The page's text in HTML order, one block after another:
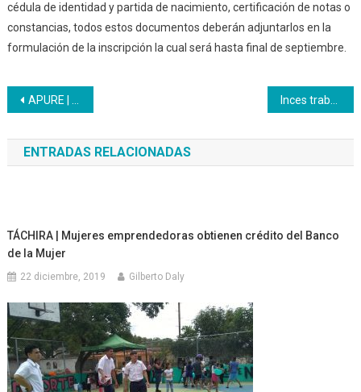
cédula de identidad y partida de nacimiento, certificación de notas o
constancias, todos estos documentos deberán adjuntarlos en la
formulación de la inscripción la cual será hasta final de septiembre.
Navegación
de
entradas
APURE | El Inces prosigue con las formaciones técnicas productivas durante el mes de septiembre
ENTRADAS RELACIONADAS
TÁCHIRA | Mujeres emprendedoras obtienen crédito del Banco
de la Mujer
22 diciembre, 2019 Gilberto Daly